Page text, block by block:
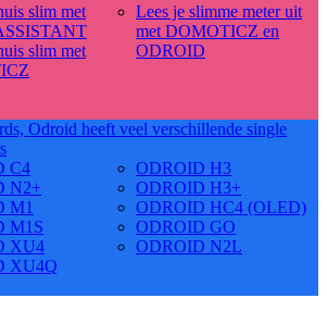
slim met
slim met
Lees je slimme meter uit
met DOMOTICZ en
ODROID
Odroid heeft veel verschillende single
C4
N2+
M1
M1S
XU4
XU4Q
ODROID H3
ODROID H3+
ODROID HC4 (OLED)
ODROID GO
ODROID N2L